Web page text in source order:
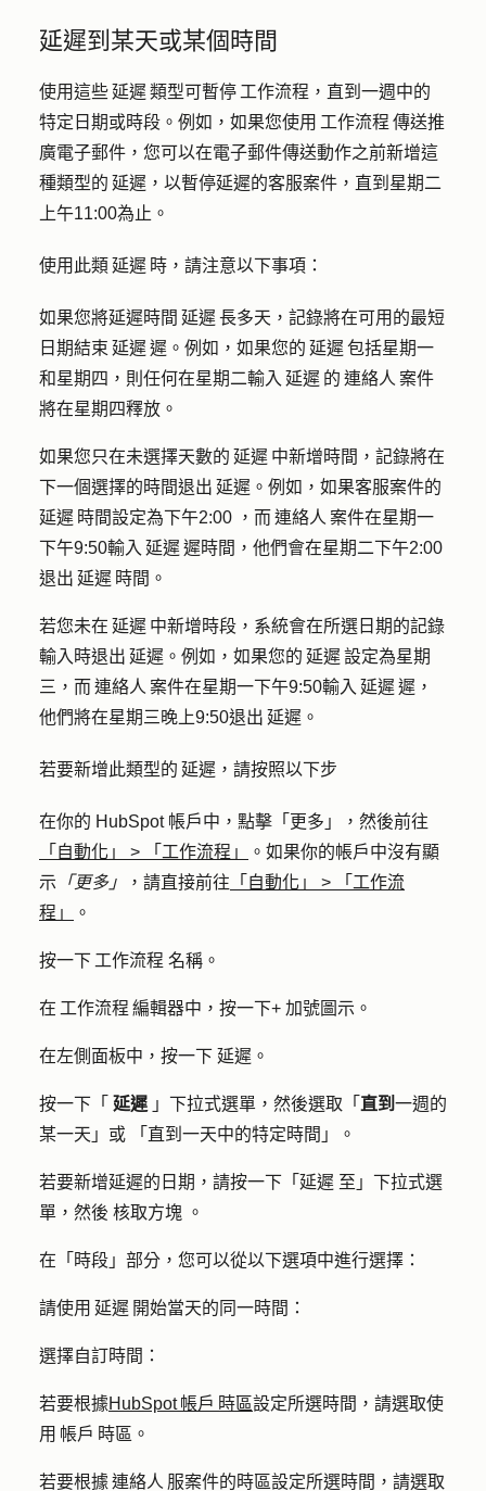
延遲到某天或某個時間
使用這些 延遲 類型可暫停 工作流程，直到一週中的
特定日期或時段。例如，如果您使用 工作流程 傳送推
廣電子郵件，您可以在電子郵件傳送動作之前新增這
種類型的 延遲，以暫停延遲的客服案件，直到星期二
上午11:00為止。
使用此類 延遲 時，請注意以下事項：
如果您將延遲時間 延遲 長多天，記錄將在可用的最短
日期結束 延遲 遲。例如，如果您的 延遲 包括星期一
和星期四，則任何在星期二輸入 延遲 的 連絡人 案件
將在星期四釋放。
如果您只在未選擇天數的 延遲 中新增時間，記錄將在
下一個選擇的時間退出 延遲。例如，如果客服案件的
延遲 時間設定為下午2:00 ，而 連絡人 案件在星期一
下午9:50輸入 延遲 遲時間，他們會在星期二下午2:00
退出 延遲 時間。
若您未在 延遲 中新增時段，系統會在所選日期的記錄
輸入時退出 延遲。例如，如果您的 延遲 設定為星期
三，而 連絡人 案件在星期一下午9:50輸入 延遲 遲，
他們將在星期三晚上9:50退出 延遲。
若要新增此類型的 延遲，請按照以下步
在你的 HubSpot 帳戶中，點擊 「更多」
，然後前往
「自動化」
> 「工作流程」
。如果你的帳戶中沒有顯
示 「更多」 ，請直接前往 「自動化」 >
「工作流
程」
。
按一下 工作流程 名稱 。
在 工作流程 編輯器中，按一下+ 加號圖示 。
在左側面板中，按一下 延遲 。
按一下「 延遲 」下拉式選單，然後選取「 直到 一週的
某一天 」或 「直到一天中的特定時間 」。
若要新增延遲的日期，請按一下「延遲 至 」下拉式選
單，然後 核取方塊 。
在「時段」部分，您可以從以下選項中進行選擇：
請使用 延遲 開始當天的同一時間：
選擇自訂時間：
若要根據HubSpot 帳戶 時區設定所選時間，請選取使
用 帳戶 時區 。
若要根據 連絡人 服案件的時區設定所選時間，請選取